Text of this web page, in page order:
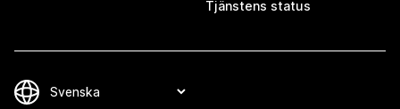
Tjänstens status